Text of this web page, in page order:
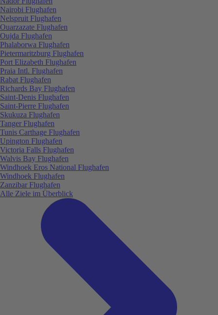
Nairobi Flughafen
Nelspruit Flughafen
Ouarzazate Flughafen
Oujda Flughafen
Phalaborwa Flughafen
Pietermaritzburg Flughafen
Port Elizabeth Flughafen
Praia Intl. Flughafen
Rabat Flughafen
Richards Bay Flughafen
Saint-Denis Flughafen
Saint-Pierre Flughafen
Skukuza Flughafen
Tanger Flughafen
Tunis Carthage Flughafen
Upington Flughafen
Victoria Falls Flughafen
Walvis Bay Flughafen
Windhoek Eros National Flughafen
Windhoek Flughafen
Zanzibar Flughafen
Alle Ziele im Überblick